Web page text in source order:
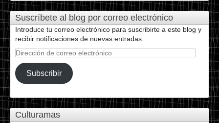
Suscríbete al blog por correo electrónico
Introduce tu correo electrónico para suscribirte a este blog y
recibir notificaciones de nuevas entradas.
Dirección
correo
electrónico
Subscribir
Culturamas